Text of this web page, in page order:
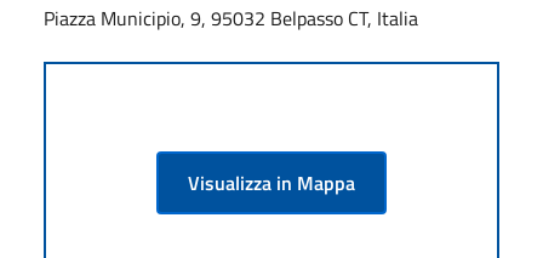
Piazza Municipio, 9, 95032 Belpasso CT, Italia
Visualizza in Mappa